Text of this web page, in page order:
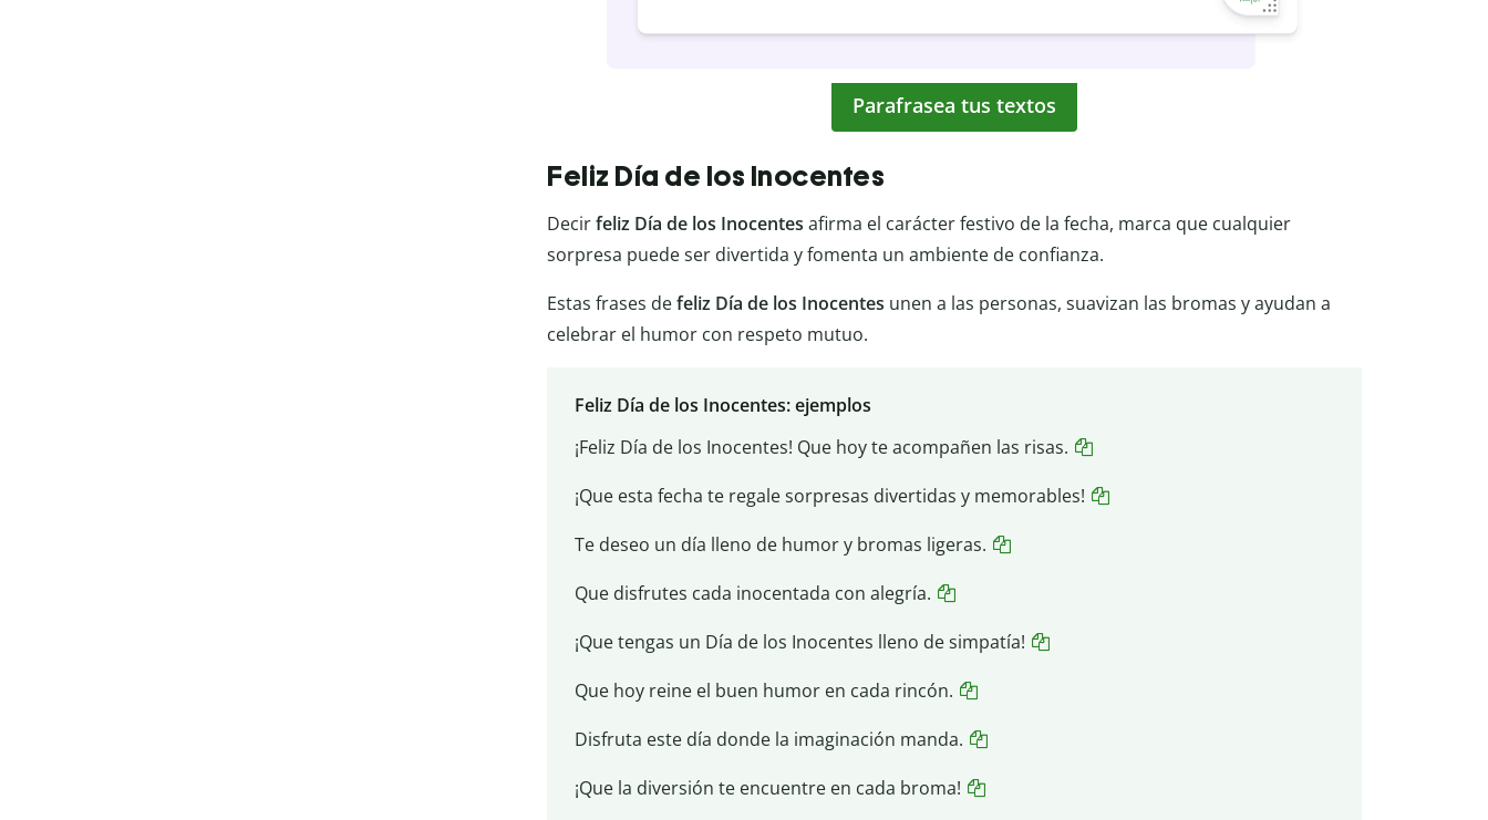
Parafrasea tus textos
Feliz Día de los Inocentes
Decirfeliz Día de los Inocentes afirma el carácter festivo de la fecha, marca que cualquier
sorpresa puede ser divertida y fomenta un ambiente de confianza.
Estas frases defeliz Día de los Inocentes unen a las personas, suavizan las bromas y ayudan a
celebrar el humor con respeto mutuo.
Feliz Día de los Inocentes: ejemplos
¡Feliz Día de los Inocentes! Que hoy te acompañen las risas.
¡Que esta fecha te regale sorpresas divertidas y memorables!
Te deseo un día lleno de humor y bromas ligeras.
Que disfrutes cada inocentada con alegría.
¡Que tengas un Día de los Inocentes lleno de simpatía!
Que hoy reine el buen humor en cada rincón.
Disfruta este día donde la imaginación manda.
¡Que la diversión te encuentre en cada broma!